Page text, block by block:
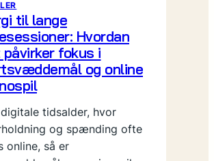
til lange
Hvordan
fokus i
og online
tidsalder, hvor
og spænding ofte
online, så er